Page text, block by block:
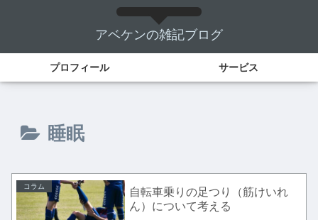
アベケンの雑記ブログ
プロフィール サービス
睡眠
コラム
自転車乗りの足つり（筋けいれ
ん）について考える